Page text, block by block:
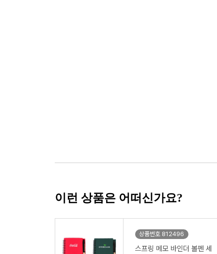
이런 상품은 어떠신가요?
상품번호 812496
스프링 메모 바인더 볼펜 세